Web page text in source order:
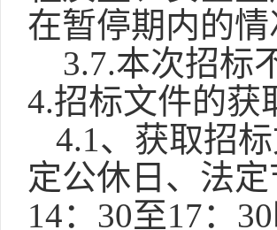
在暂停期内的
3.7.本次招标
4.招标文件的获
4.1、获取招
定公休日、法
14：30至17：